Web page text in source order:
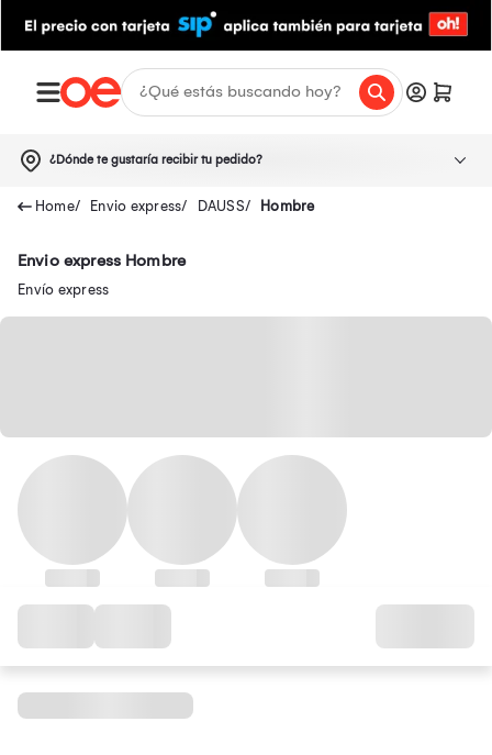
¿Dónde te gustaría recibir tu pedido?
Envio express DAUSS Hombre
Envio express Hombre
Envío express